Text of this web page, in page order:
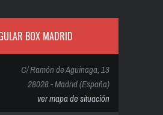
BOX MADRID
C/ Ramón de Aguinaga, 13
28028 - Madrid (España)
ver mapa de situación